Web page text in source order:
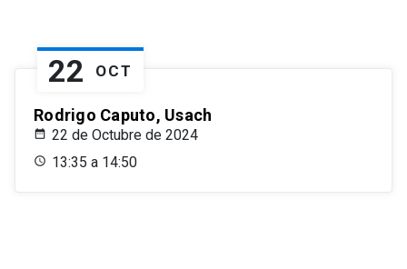
22 OCT
Rodrigo Caputo, Usach
22 de Octubre de 2024
13:35 a 14:50